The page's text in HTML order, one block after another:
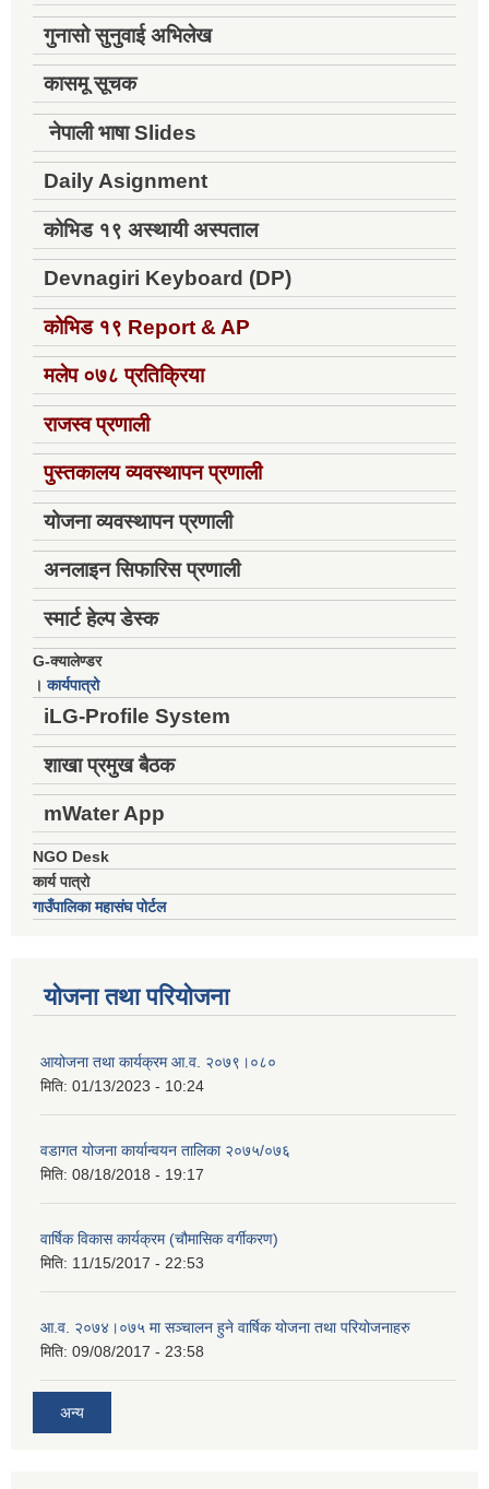
गुनासो सुनुवाई अभिलेख
कासमू सूचक
नेपाली भाषा Slides
Daily Asignment
कोभिड १९ अस्थायी अस्पताल
Devnagiri Keyboard (DP)
कोभिड १९ Report & AP
मलेप ०७८ प्रतिक्रिया
राजस्व प्रणाली
पुस्तकालय व्यवस्थापन प्रणाली
योजना व्यवस्थापन प्रणाली
अनलाइन सिफारिस प्रणाली
स्मार्ट हेल्प डेस्क
G-क्यालेण्डर
।कार्यपात्रो
iLG-Profile System
शाखा प्रमुख बैठक
mWater App
NGO Desk
कार्य पात्रो
गाउँपालिका महासंघ पोर्टल
योजना तथा परियोजना
आयोजना तथा कार्यक्रम आ.व. २०७९।०८०
मिति: 01/13/2023 - 10:24
वडागत योजना कार्यान्वयन तालिका २०७५/०७६
मिति: 08/18/2018 - 19:17
वार्षिक विकास कार्यक्रम (चौमासिक वर्गीकरण)
मिति: 11/15/2017 - 22:53
आ.व. २०७४।०७५ मा सञ्चालन हुने वार्षिक योजना तथा परियोजनाहरु
मिति: 09/08/2017 - 23:58
अन्य